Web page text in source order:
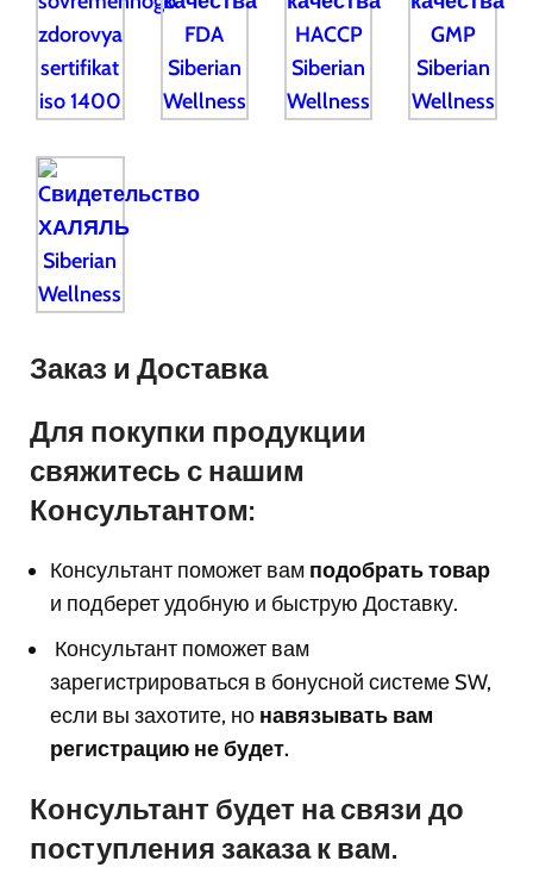
Заказ и Доставка
Для покупки продукции
свяжитесь с нашим
Консультантом:
Консультант поможет вам подобрать товар
и подберет удобную и быструю Доставку.
Консультант поможет вам
зарегистрироваться в бонусной системе SW,
если вы захотите, но навязывать вам
регистрацию не будет.
Консультант будет на связи до
поступления заказа к вам.